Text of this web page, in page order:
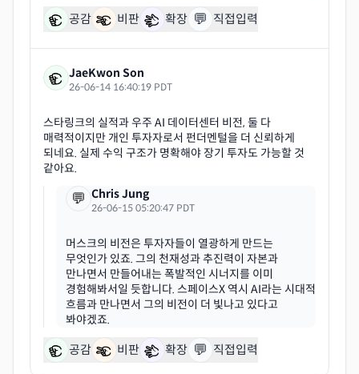
공감 비판 확장 💬 직접입력
JaeKwon Son
26-06-14 16:40:19 PDT
스타링크의 실적과 우주 AI 데이터센터 비전, 둘 다
매력적이지만 개인 투자자로서 펀더멘털을 더 신뢰하게
되네요. 실제 수익 구조가 명확해야 장기 투자도 가능할 것
💬 Chris Jung
26-06-15 05:20:47 PDT
머스크의 비전은 투자자들이 열광하게 만드는
무엇인가 있죠. 그의 천재성과 추진력이 자본과
만나면서 만들어내는 폭발적인 시너지를 이미
경험해봐서일 듯합니다. 스페이스X 역시 AI라는 시대적
흐름과 만나면서 그의 비전이 더 빛나고 있다고
공감 비판 확장 💬 직접입력